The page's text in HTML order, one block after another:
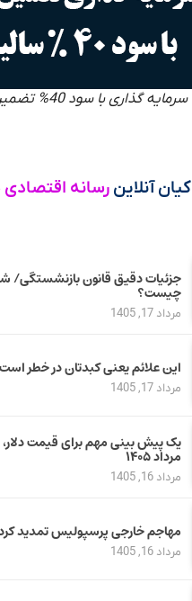
سرمایه گذاری با سود 40% تضمین شده
کیان آنلاین رسانه اقتصادی
جزئیات دقیق قانون بازنشستگی/
چیست؟
مرداد 17, 1405
این علائم یعنی کبدتان در خطر است
مرداد 17, 1405
مرداد ۱۴۰۵
مرداد 16, 1405
مهاجم خارجی پرسپولیس تمدید
مرداد 16, 1405